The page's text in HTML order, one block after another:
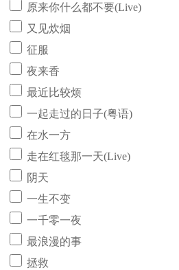
原来你什么都不要(Live)
又见炊烟
征服
夜来香
最近比较烦
一起走过的日子(粤语)
在水一方
走在红毯那一天(Live)
阴天
一生不变
一千零一夜
最浪漫的事
拯救